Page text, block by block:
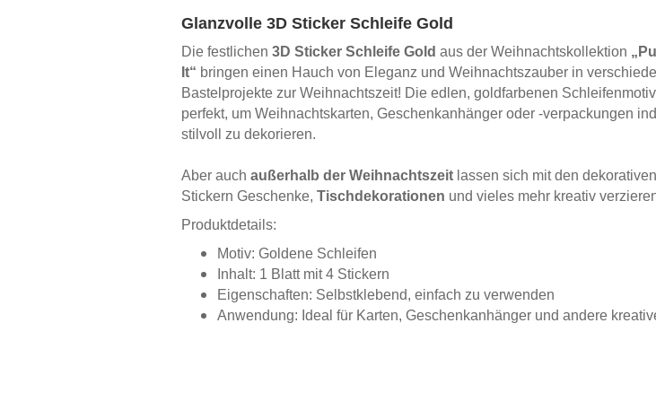
Glanzvolle 3D Sticker Schleife Gold
Die festlichen 3D Sticker Schleife Gold aus der Weihnachtskollektion
It“ bringen einen Hauch von Eleganz und Weihnachtszauber in
Bastelprojekte zur Weihnachtszeit! Die edlen, goldfarbenen
perfekt, um Weihnachtskarten, Geschenkanhänger oder -verpackungen
stilvoll zu dekorieren.
Aber auch außerhalb der Weihnachtszeit lassen sich mit den
Stickern Geschenke, Tischdekorationen und vieles mehr kreativ
Produktdetails:
Motiv: Goldene Schleifen
Inhalt: 1 Blatt mit 4 Stickern
Eigenschaften: Selbstklebend, einfach zu verwenden
Anwendung: Ideal für Karten, Geschenkanhänger und andere